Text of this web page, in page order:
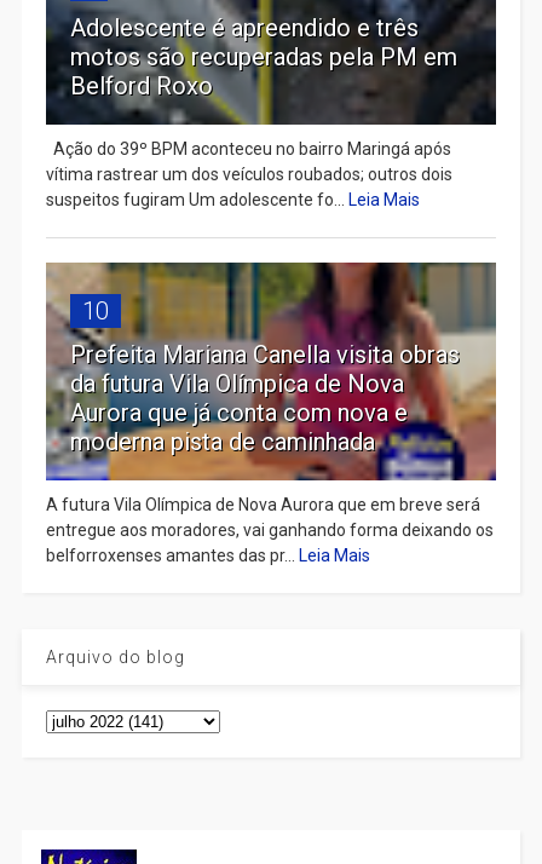
Adolescente é apreendido e três
motos são recuperadas pela PM em
Belford Roxo
Ação do 39º BPM aconteceu no bairro Maringá após
vítima rastrear um dos veículos roubados; outros dois
suspeitos fugiram Um adolescente fo...
Leia Mais
10
Prefeita Mariana Canella visita obras
da futura Vila Olímpica de Nova
Aurora que já conta com nova e
moderna pista de caminhada
A futura Vila Olímpica de Nova Aurora que em breve será
entregue aos moradores, vai ganhando forma deixando os
belforroxenses amantes das pr...
Leia Mais
Arquivo do blog